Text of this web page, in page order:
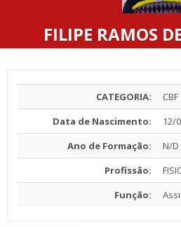
FILIPE RAMOS
CATEGORIA:
CBF
Data de Nascimento:
12/
Ano de Formação:
N/D
Profissão:
Função: